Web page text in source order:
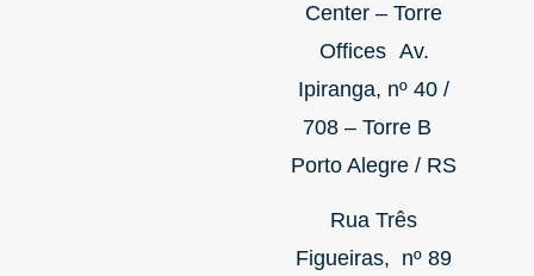
Center – Torre
Offices Av.
Ipiranga, nº 40 /
708 – Torre B
Porto Alegre / RS
Rua Três
Figueiras, nº 89